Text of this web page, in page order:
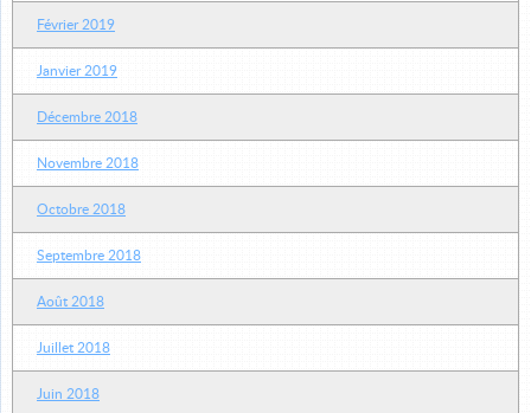
Février 2019
Janvier 2019
Décembre 2018
Novembre 2018
Octobre 2018
Septembre 2018
Août 2018
Juillet 2018
Juin 2018